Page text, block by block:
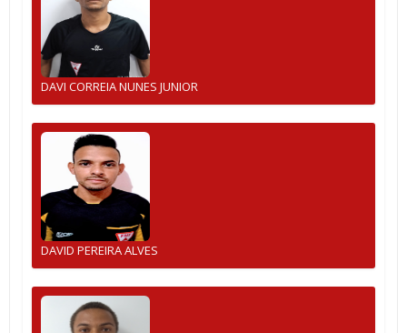
DAVI CORREIA NUNES JUNIOR
DAVID PEREIRA ALVES